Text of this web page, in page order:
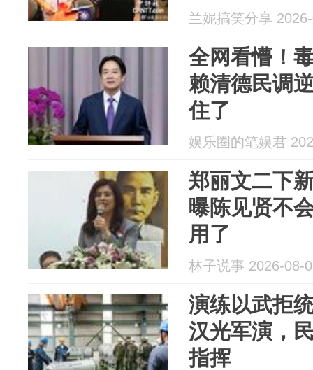
兰妮搞笑分享
全网看懵！
赖清德民调
住了
娱乐圈的笔娱君
郑丽文二下
曝陈见贤不
用了
林子说事 2026-08-
演练以武拒
汉光军演，
指挥